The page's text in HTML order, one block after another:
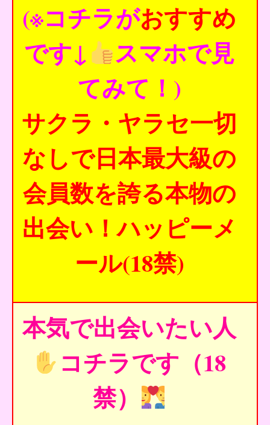
(※コチラがおすすめ
です↓
スマホで見
てみて！)
サクラ・ヤラセ一切
なしで日本最大級の
会員数を誇る本物の
出会い！ハッピーメ
ール(18禁)
本気で出会いたい人
コチラです（18
禁）